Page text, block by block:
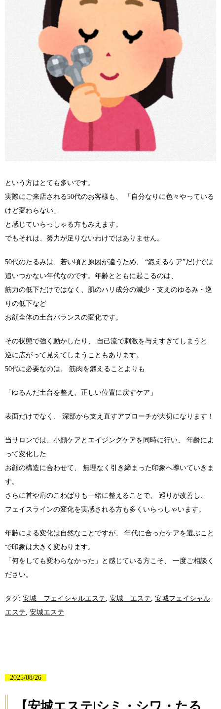
という方はとても多いです。
実際にご来店される50代のお客様も、 「自分なりに色々やっている
けど変わらない」
と感じていらっしゃる方もみえます。
でもそれは、努力が足りないわけではありません。
50代のたるみは、若い頃と原因が違うため、 “鍛えるケア”だけでは
追いつかない年代なのです。年齢とともに起こるのは、
筋力の低下だけではなく、肌のハリ成分の減少・支えのゆるみ・巡
りの低下など
お顔全体の土台バランスの変化です。
その状態で強く動かしたり、 自己流で刺激を与えすぎてしまうと
逆に広がって見えてしまうこともあります。
50代に必要なのは、 筋肉を鍛えることよりも
「ゆるんだ土台を整え、正しい位置に戻すケア」
表面だけでなく、 深部から支え直すアプローチが大切になります！
当サロンでは、小顔ケアとエイジングケアを同時に行い、 年齢によ
って変化した
お顔の構造に合わせて、 無理なく引き締まった印象へ導いていきま
す。
さらに首や肩のこわばりも一緒に整えることで、 巡りが改善し、
フェイスラインの変化を実感される方も多くいらっしゃいます。
年齢による変化は自然なことですが、 年代に合ったケアを選ぶこと
で印象は大きく変わります。
「何をしても変わらなかった」と感じている方こそ、 一度ご相談く
ださい。
タグ: 安城 フェイシャルエステ, 安城 エステ, 安城フェイシャル
エステ, 安城エステ
2025/08/26